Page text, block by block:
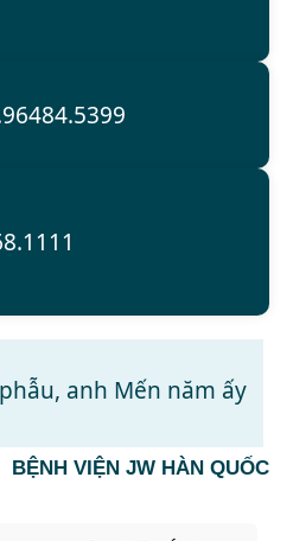
anh Mến năm ấy
BỆNH VIỆN JW HÀN QUỐC